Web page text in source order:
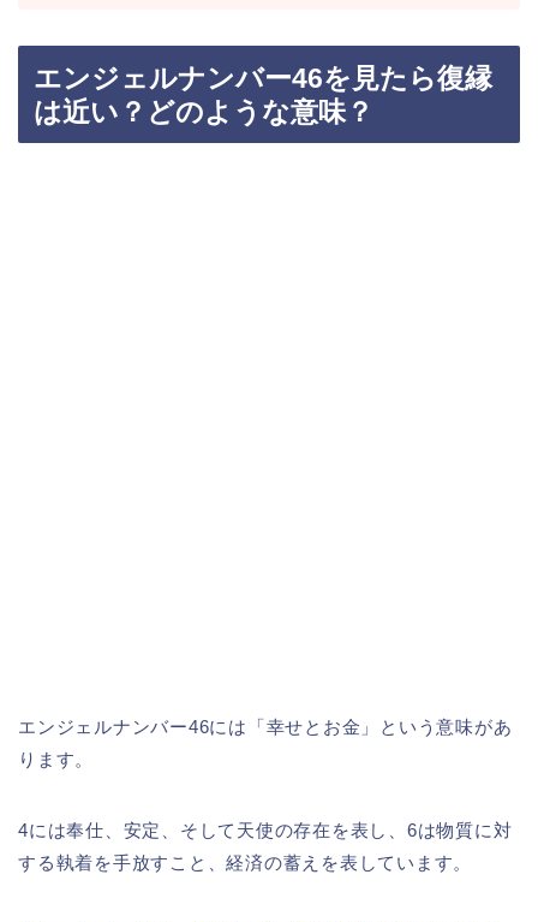
エンジェルナンバー46を見たら復縁
は近い？どのような意味？
エンジェルナンバー46には「幸せとお金」という意味があ
ります。
4には奉仕、安定、そして天使の存在を表し、6は物質に対
する執着を手放すこと、経済の蓄えを表しています。